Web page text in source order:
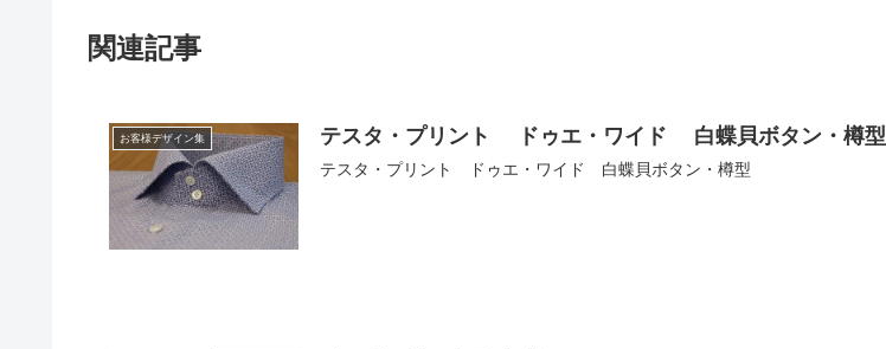
関連記事
お客様デザイン集 テスタ・プリント ドゥエ・ワイド 白蝶貝ボタン・樽型
テスタ・プリント ドゥエ・ワイド 白蝶貝ボタン・樽型